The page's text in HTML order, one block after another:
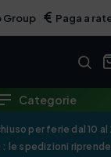
Group Paga a
Categorie
per ferie dal 10 al
le spedizioni